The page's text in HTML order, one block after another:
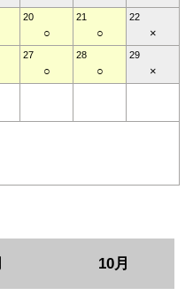
20
○
21
○
22
×
27
○
28
○
29
×
10月